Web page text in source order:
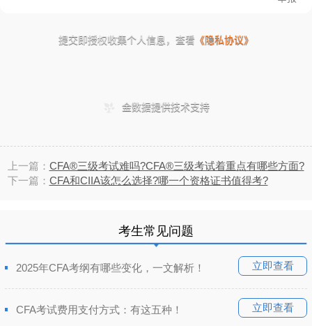
上一篇： CFA®三级考试难吗?CFA®三级考试着重点有哪些方面?
下一篇： CFA和CIIA该怎么选择?哪一个资格证书值得考?
考生常见问题
立即查看
2025年CFA考纲有哪些变化，一文解析！
立即查看
CFA考试费用支付方式：有这五种！